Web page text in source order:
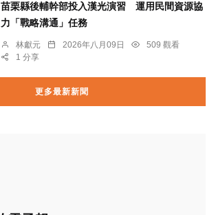
苗栗縣後輔幹部投入漢光演習 運用民間資源協
力「戰略溝通」任務
林獻元 2026年八月09日
509 觀看
1 分享
更多最新新聞